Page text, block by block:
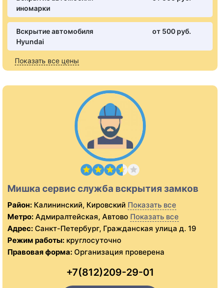
иномарки
Вскрытие автомобиля
Hyundai
от 500 pуб.
Показать все цены
Мишка сервис служба вскрытия замков
Район: Калининский, Кировский Показать все
Метро: Адмиралтейская, Автово Показать все
Адрес: Санкт-Петербург, Гражданская улица д. 19
Режим работы: круглосуточно
Правовая форма: Организация проверена
+7(812)209-29-01